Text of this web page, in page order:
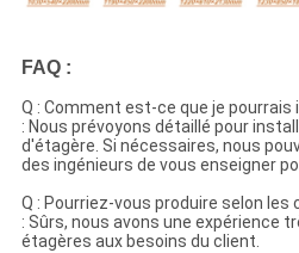
FAQ :
Q : Comment est-ce que je
: Nous prévoyons détaillé pour
d'étagère. Si nécessaires, nous
des ingénieurs de vous enseigner
Q : Pourriez-vous produire selon les
: Sûrs, nous avons une expérience
étagères aux besoins du client.